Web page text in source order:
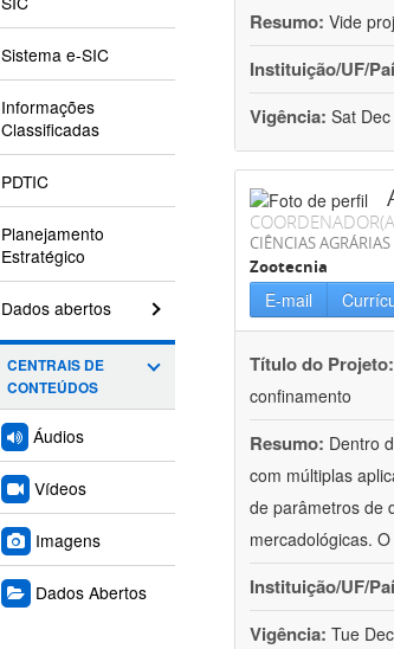
Sistema e-SIC
Informações
Classificadas
PDTIC
Planejamento
Estratégico
Dados abertos
CENTRAIS DE
CONTEÚDOS
Áudios
Vídeos
Imagens
Dados Abertos
Resumo: Vide
Instituição/UF/
Vigência: Sat
CIÊNCIAS AGRÁRIAS
Zootecnia
E-mail
Título do Projeto:
confinamento
Resumo: Dentro
com múltiplas
de parâmetros de
mercadológicas.
Instituição/UF/
Vigência: Tue